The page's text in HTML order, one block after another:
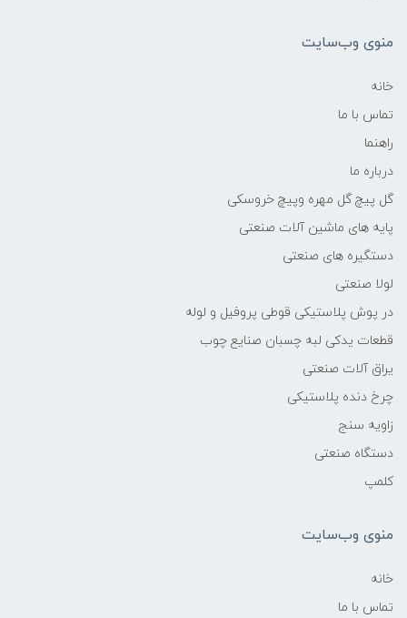
منوی وب‌سایت
خانه
تماس با ما
راهنما
درباره ما
گل پیچ گل مهره وپیچ خروسکی
پایه های ماشین آلات صنعتی
دستگیره های صنعتی
لولا صنعتی
در پوش پلاستیکی قوطی پروفیل و لوله
قطعات یدکی لبه چسبان صنایع چوب
یراق آلات صنعتی
چرخ دنده پلاستیکی
زاویه سنج
دستگاه صنعتی
کلمپ
منوی وب‌سایت
خانه
تماس با ما